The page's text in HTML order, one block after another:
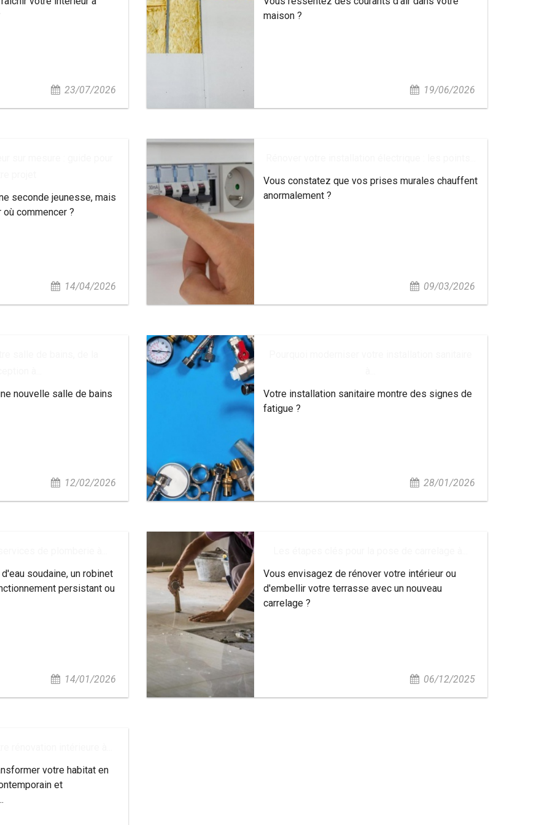
23/07/2026
maison ?
19/06/2026
seconde jeunesse, mais
commencer ?
14/04/2026
Vous constatez que vos prises murales chauffent
anormalement ?
09/03/2026
nouvelle salle de bains
12/02/2026
Votre installation sanitaire montre des signes de
fatigue ?
28/01/2026
soudaine, un robinet
persistant ou
14/01/2026
Vous envisagez de rénover votre intérieur ou
d'embellir votre terrasse avec un nouveau
carrelage ?
06/12/2025
votre habitat en
et